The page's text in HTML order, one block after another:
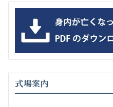
式場案内